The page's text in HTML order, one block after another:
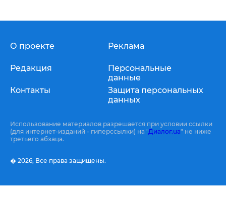
О проекте
Редакция
Контакты
Реклама
Персональные
данные
Защита персональных
данных
Использование материалов разрешается при условии ссылки
(для интернет-изданий - гиперссылки) на "Диалог.ua" не ниже
третьего абзаца.
� 2026, Все права защищены.